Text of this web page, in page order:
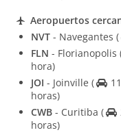
Aeropuertos
NVT - Navegantes (
FLN - Florianopolis
hora)
JOI - Joinville (
horas)
CWB - Curitiba (
horas)